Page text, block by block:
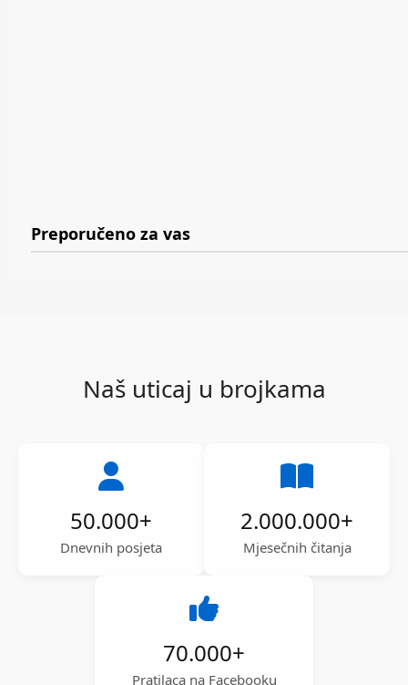
Preporučeno za vas
Naš uticaj u brojkama
50.000+
Dnevnih posjeta
2.000.000+
Mjesečnih čitanja
70.000+
Pratilaca na Facebooku